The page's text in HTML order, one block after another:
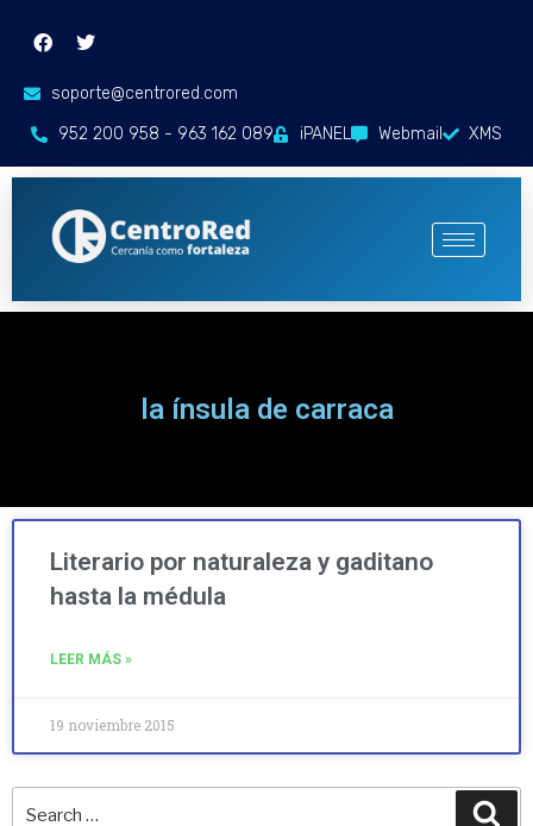
soporte@centrored.com
952 200 958 - 963 162 089
iPANEL Webmail XMS
la ínsula de carraca
Literario por naturaleza y gaditano
hasta la médula
LEER MÁS »
19 noviembre 2015